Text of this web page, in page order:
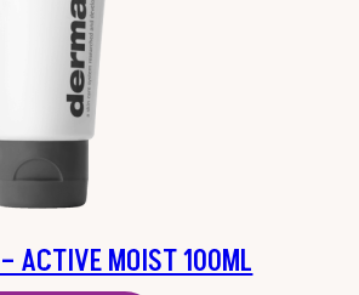
ACTIVE MOIST 100ML